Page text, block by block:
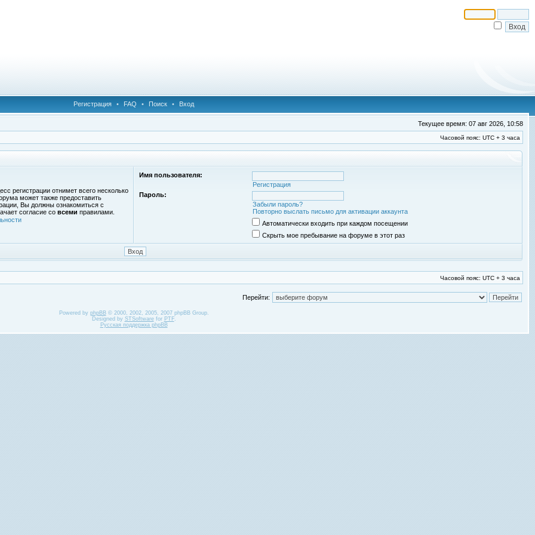
Регистрация • FAQ • Поиск • Вход
Текущее время: 07 авг 2026, 10:58
Часовой пояс: UTC + 3 часа
регистрации отнимет всего несколько
может также предоставить
Вы должны ознакомиться с
согласие со всеми правилами.
Имя пользователя:
Регистрация
Пароль:
Забыли пароль?
Повторно выслать письмо для активации аккаунта
Автоматически входить при каждом посещении
Скрыть мое пребывание на форуме в этот раз
Часовой пояс: UTC + 3 часа
Перейти:
Powered by phpBB© 2000, 2002, 2005, 2007 phpBB Group.
Designed by STSoftwarefor PTF.
Русская поддержка phpBB